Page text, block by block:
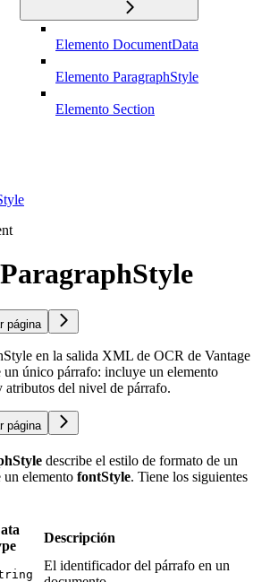
Elemento DocumentData
Elemento ParagraphStyle
Elemento Section
página
en la salida XML de OCR de Vantage
un único párrafo: incluye un elemento
atributos del nivel de párrafo.
página
describe el estilo de formato de un
elemento fontStyle. Tiene los siguientes
Descripción
El identificador del párrafo en un